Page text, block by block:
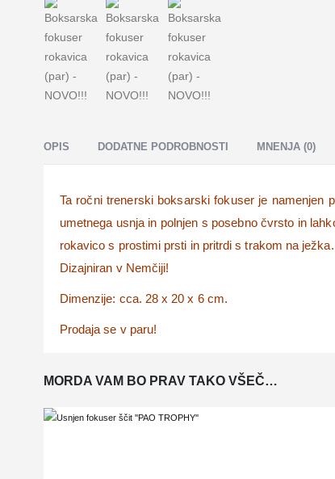
OPIS DODATNE PODROBNOSTI MNENJA (0)
Ta ročni trenerski boksarski fokuser je namenjen
umetnega usnja in polnjen s posebno čvrsto in
rokavico s prostimi prsti in pritrdi s trakom na ježka.
Dizajniran v Nemčiji!
Dimenzije: cca. 28 x 20 x 6 cm.
Prodaja se v paru!
MORDA VAM BO PRAV TAKO VŠEČ…